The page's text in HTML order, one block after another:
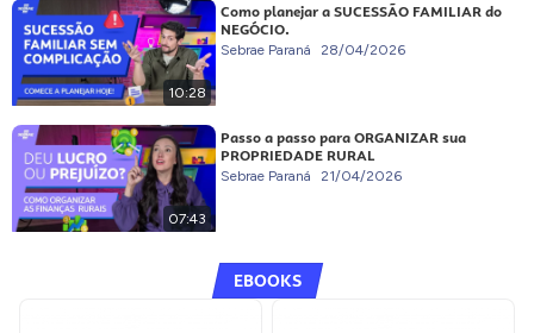
10:28
Como planejar a SUCESSÃO FAMILIAR do
NEGÓCIO.
Sebrae Paraná 28/04/2026
07:43
Passo a passo para ORGANIZAR sua
PROPRIEDADE RURAL
Sebrae Paraná 21/04/2026
EBOOKS